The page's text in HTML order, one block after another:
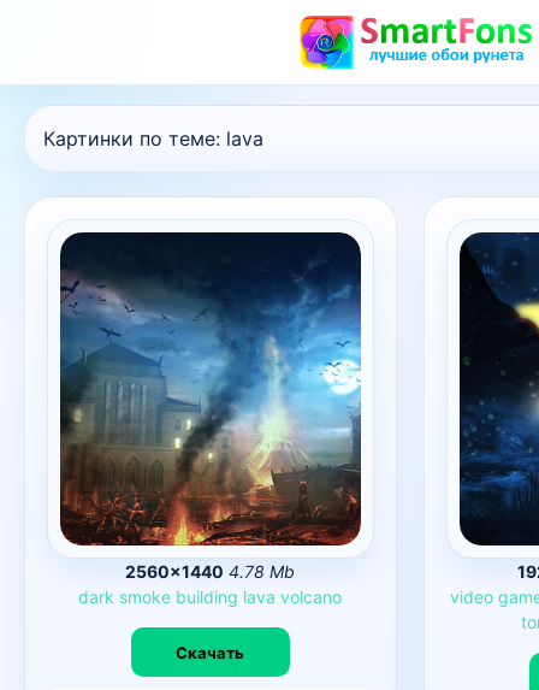
Картинки по теме: lava
2560×1440 4.78 Mb
dark smoke building lava volcano
Скачать
video